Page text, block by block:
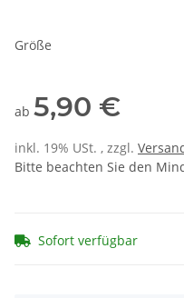
Größe
ab 5,90 €
inkl. 19% USt. , zzgl.
Bitte beachten Sie den
Sofort verfügbar